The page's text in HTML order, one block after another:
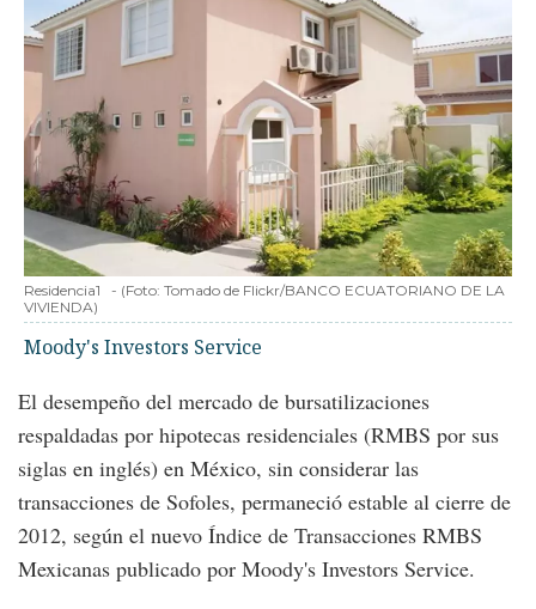
Residencia1 - (Foto: Tomado de Flickr/BANCO ECUATORIANO DE LA
VIVIENDA)
Moody's Investors Service
El desempeño del mercado de bursatilizaciones
respaldadas por hipotecas residenciales (RMBS por sus
siglas en inglés) en México, sin considerar las
transacciones de Sofoles, permaneció estable al cierre de
2012, según el nuevo Índice de Transacciones RMBS
Mexicanas publicado por Moody's Investors Service.